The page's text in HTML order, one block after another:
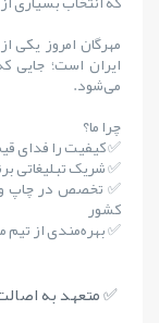
مهرگان امروز یکی
ایران است؛ جایی
می‌شود.
چرا ما؟
✅ کیفیت را فدای
✅ شریک تبلیغاتی
✅ تخصص در چاپ و
کشور
✅ بهره‌مندی از
✅ متعهد به